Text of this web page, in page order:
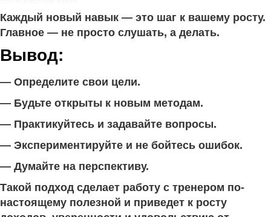
Каждый новый навык — это шаг к вашему росту.
Главное — не просто слушать, а делать.
Вывод:
— Определите свои цели.
— Будьте открыты к новым методам.
— Практикуйтесь и задавайте вопросы.
— Экспериментируйте и не бойтесь ошибок.
— Думайте на перспективу.
Такой подход сделает работу с тренером по-
настоящему полезной и приведет к росту